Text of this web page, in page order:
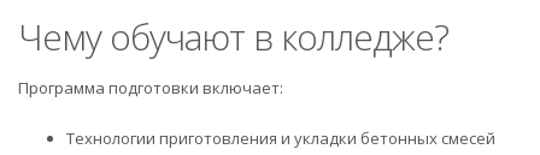
Чему обучают в колледже?
Программа подготовки включает:
Технологии приготовления и укладки бетонных смесей